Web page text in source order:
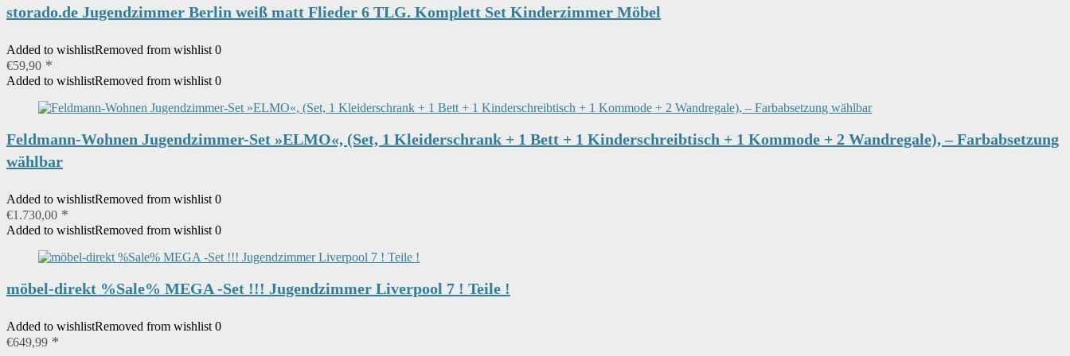
storado.de Jugendzimmer Berlin weiß matt Flieder 6 TLG. Komplett Set Kinderzimmer Möbel
Added to wishlistRemoved from wishlist 0
€59,90
Added to wishlistRemoved from wishlist 0
Feldmann-Wohnen Jugendzimmer-Set »ELMO«, (Set, 1 Kleiderschrank + 1 Bett + 1 Kinderschreibtisch + 1 Kommode + 2 Wandregale), – Farbabsetzung
wählbar
Added to wishlistRemoved from wishlist 0
€1.730,00
Added to wishlistRemoved from wishlist 0
möbel-direkt %Sale% MEGA -Set !!! Jugendzimmer Liverpool 7 ! Teile !
Added to wishlistRemoved from wishlist 0
€649,99